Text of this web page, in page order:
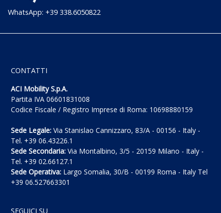
WhatsApp: +39 338.6050822
CONTATTI
ACI Mobility S.p.A.
Partita IVA 06601831008
Codice Fiscale / Registro Imprese di Roma: 10698880159
Sede Legale: Via Stanislao Cannizzaro, 83/A - 00156 - Italy -
Tel. +39 06.43226.1
Sede Secondaria: Via Montalbino, 3/5 - 20159 Milano - Italy -
Tel. +39 02.66127.1
Sede Operativa: Largo Somalia, 30/B - 00199 Roma - Italy Tel
+39 06.527663301
SEGUICI SU